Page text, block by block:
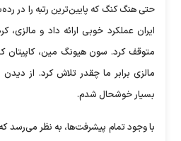
حتی هنگ کنگ که پایین‌ترین رتبه را در
متوقف کرد. سون هیونگ مین، کاپیتان
مالزی برابر ما چقدر تلاش کرد. از
بسیار خوشحال شدم.
با وجود تمام پیشرفت‌ها، به نظر می‌رسد